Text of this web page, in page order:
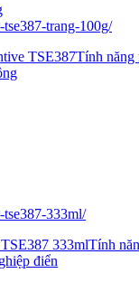
trang-100g/
TSE387Tính năng
333ml/
333mlTính
điển